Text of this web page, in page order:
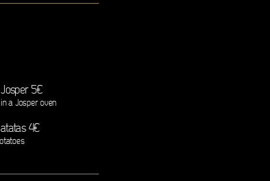
5€
a Josper oven
4€